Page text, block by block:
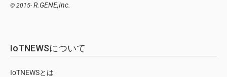
© 2015- R.GENE,Inc.
IoTNEWSについて
IoTNEWSとは